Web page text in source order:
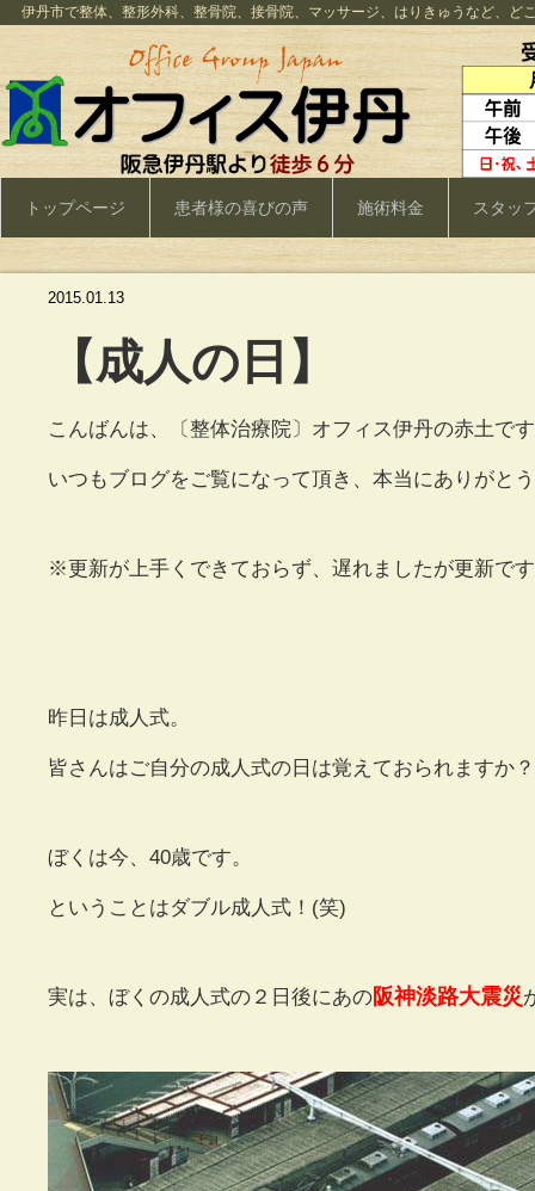
伊丹市で整体、整形外科、整骨院、接骨院、マッサージ、はりきゅうなど、
トップページ 患者様の喜びの声 施術料金 スタッ
2015.01.13
【成人の日】
こんばんは、〔整体治療院〕オフィス伊丹の赤土で
いつもブログをご覧になって頂き、本当にありがと
※更新が上手くできておらず、遅れましたが更新で
昨日は成人式。
皆さんはご自分の成人式の日は覚えておられますか？
ぼくは今、40歳です。
ということはダブル成人式！(笑)
実は、ぼくの成人式の２日後にあの阪神淡路大震災